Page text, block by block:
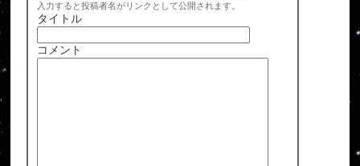
入力すると投稿者名がリンクとして公開されます。
タイトル
コメント